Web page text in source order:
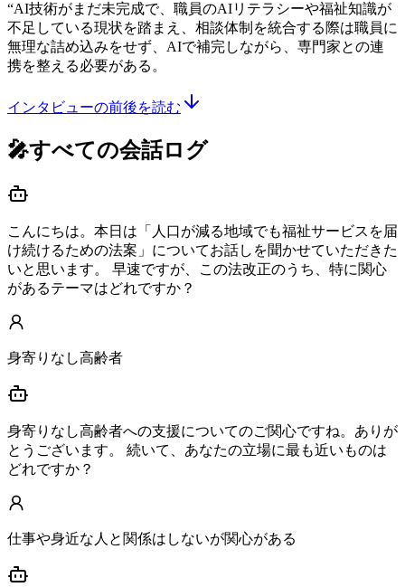
“AI技術がまだ未完成で、職員のAIリテラシーや福祉知識が
不足している現状を踏まえ、相談体制を統合する際は職員に
無理な詰め込みをせず、AIで補完しながら、専門家との連
携を整える必要がある。
インタビューの前後を読む
🎤すべての会話ログ
こんにちは。本日は「人口が減る地域でも福祉サービスを届
け続けるための法案」についてお話しを聞かせていただきた
いと思います。 早速ですが、この法改正のうち、特に関心
があるテーマはどれですか？
身寄りなし高齢者
身寄りなし高齢者への支援についてのご関心ですね。ありが
とうございます。 続いて、あなたの立場に最も近いものは
どれですか？
仕事や身近な人と関係はしないが関心がある